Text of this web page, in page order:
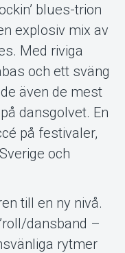
blues-trion
explosiv mix av
Med riviga
och ett sväng
även de mest
dansgolvet. En
på festivaler,
och
till en ny nivå.
dansband –
rytmer